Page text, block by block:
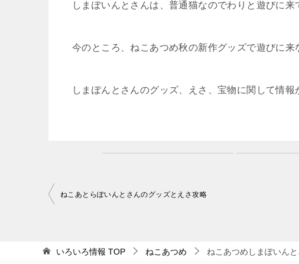
しまぽいんとさんは、普通猫なのでわりと遊びに来
今のところ、ねこあつめ秋の新作グッズで遊びに来
しまぽんとさんのグッズ、えさ、宝物に関して情報
投
ビ
ねこあとらぽいんとさんのグッズとえさ攻略
いろいろ情報 TOP ねこあつめ ねこあつめしまぽいん